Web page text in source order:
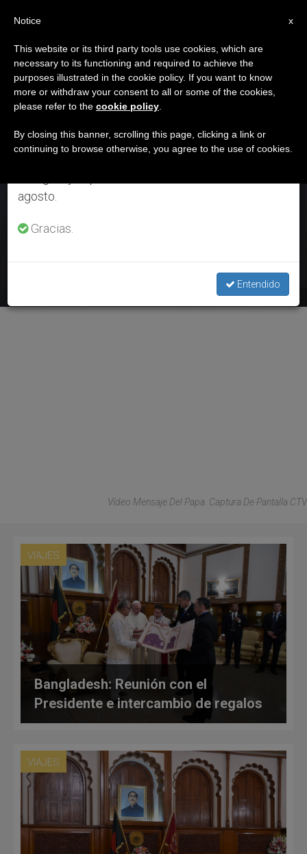
MES
Noviembre, 2017
ÚLTIMAS NOTICIAS
Vídeo mensaje: "La Encíclica 'Laudato si’' es un llamado a
NOV 30, 2017 18:48
Vídeo Mensaje Del Papa. Captura De Pantalla CTV
VIAJES
Bangladesh: Reunión con el
Presidente e intercambio de regalos
VIAJES
×
Aviso importante
Del 27 de julio al 7 de agosto haremos la pausa
anual, aprovechando que en el periodo de verano
se generan menos informaciones y también el
agosto.
Gracias.
Entendido
x
Notice
This website or its third party tools use cookies, which are
necessary to its functioning and required to achieve the
purposes illustrated in the cookie policy. If you want to know
more or withdraw your consent to all or some of the cookies,
please refer to the cookie policy
By closing this banner, scrolling this page, clicking a link or
continuing to browse otherwise, you agree to the use of cookies.